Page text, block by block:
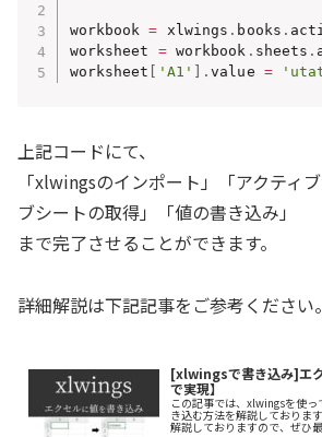
workbook = xlwings . books .
worksheet = workbook . sheets .
worksheet
'A1' .value =
上記コードにて、
「xlwingsのインポート」「アクティ
ブシートの取得」「値の書き込み」
まで完了させることができます。
詳細解説は下記記事をご参考ください。
[xlwingsで書き込み]エ
で実現】
この記事では、xlwingsを使
き込む方法を解説しておりま
解説しておりますので、ぜひ